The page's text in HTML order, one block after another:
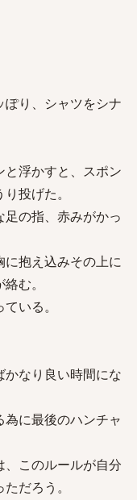
り、シャツをシナ
浮かすと、スポン
投げた。
の指、赤みがかっ
に抱え込みその上に
む。
いる。
なり良い時間にな
に最後のハンチャ
このルールが自分
だろう。